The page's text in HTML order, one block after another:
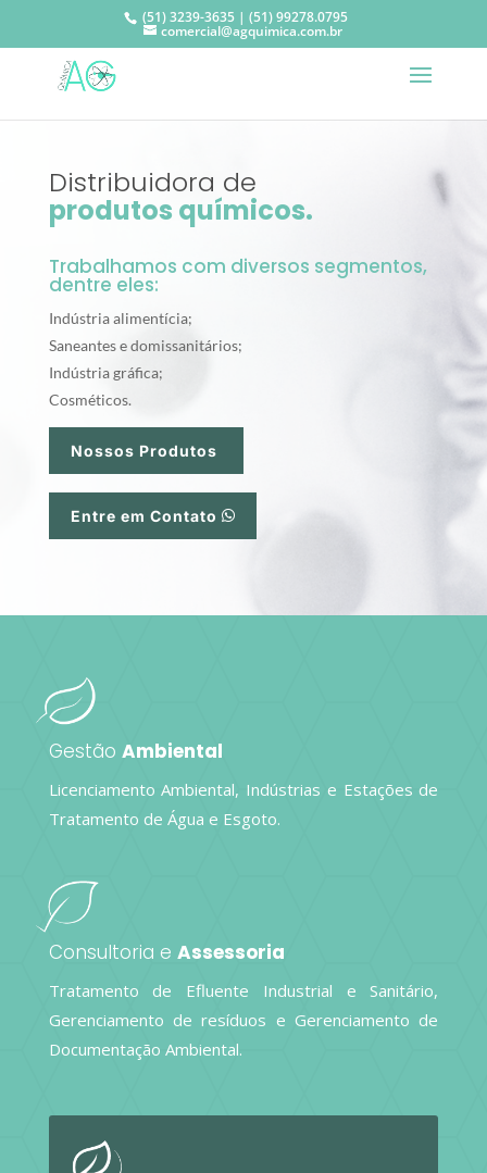
(51) 3239-3635 | (51) 99278.0795
comercial@agquimica.com.br
Distribuidora de
produtos químicos.
Trabalhamos com diversos segmentos,
dentre eles:
Indústria alimentícia;
Saneantes e domissanitários;
Indústria gráfica;
Cosméticos.
Nossos Produtos
Entre em Contato
Gestão Ambiental
Licenciamento Ambiental, Indústrias e Estações de
Tratamento de Água e Esgoto.
Consultoria e Assessoria
Tratamento de Efluente Industrial e Sanitário,
Gerenciamento de resíduos e Gerenciamento de
Documentação Ambiental.